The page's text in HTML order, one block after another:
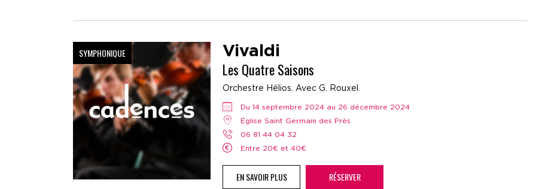
SYMPHONIQUE Vivaldi
Les Quatre Saisons
Orchestre Hélios. Avec G. Rouxel.
Du 14 septembre 2024 au 26 décembre 2024
Église Saint Germain des Près
06 81 44 04 32
Entre 20€ et 40€
EN SAVOIR PLUS RÉSERVER